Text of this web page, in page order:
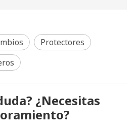
Protectores
¿Necesitas